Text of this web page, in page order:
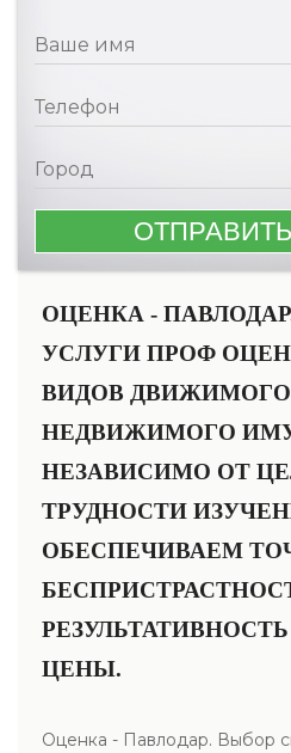
ОЦЕНКА -
УСЛУГИ ПРОФ
ВИДОВ
НЕДВИЖИМОГО
НЕЗАВИСИМО ОТ
ТРУДНОСТИ
ОБЕСПЕЧИВАЕМ
ЦЕНЫ.
Оценка - Павлодар. Выбор